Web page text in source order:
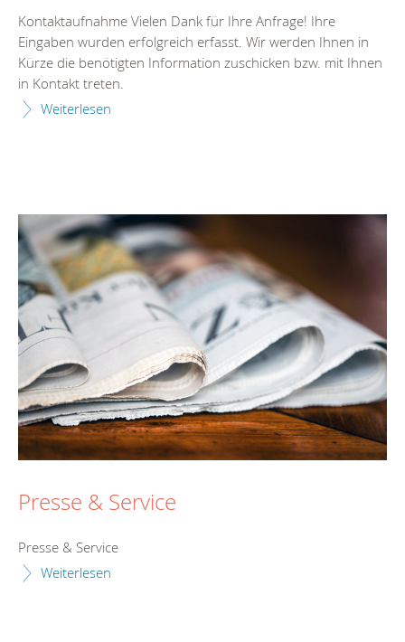
Kontaktaufnahme Vielen Dank für Ihre Anfrage! Ihre
Eingaben wurden erfolgreich erfasst. Wir werden Ihnen in
Kürze die benötigten Information zuschicken bzw. mit Ihnen
in Kontakt treten.
Weiterlesen
Presse & Service
Presse & Service
Weiterlesen